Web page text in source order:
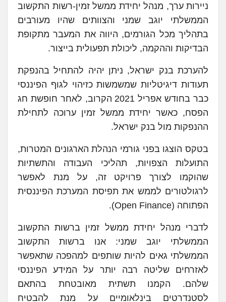
ניירות ערך, מנהל יחידת ממשל זמין-רשות התקשוב
הממשלתי יוגב שמני והצוותים שהיו מעורבים
בתהליך מכל הגורמים, היווה את המעבר מתקופת
הבדיקות וההקמה, ליכולת תפעולית בייצור.
להערכת בנק ישראל, ניתן יהיה להתחיל בהנפקת
תעודות דיגיטליות שמשמשות כזיהוי לגוף הפיננסי
כבר בחודש אפריל 2021 הקרוב, לאחר חופשת חג
הפסח, כאשר יחידת ממשל זמין ערוכה לתחילת
ההנפקות מול בנק ישראל.
בטקס הוצגו בפני גורמי הנהלת הארגונים המטרות,
התועלות הצפויות, תהליכי העבודה והתשתיות
שהוקמו לצורך פרויקט זה, על מנת לאפשר
לרגולטורים לממש את תפיסת המערכת הפיננסית
הפתוחה (Open Finance).
לדברי מנהל יחידת ממשל זמין ברשות התקשוב
הממשלתי יוגב שמני: אנו ברשות התקשוב
הממשלתי גאים להיות שותפים למהפכה שתאפשר
לאזרחים שליטה רבה יותר על המידע הפיננסי
שלהם. הקמנו תשתית מאובטחת בהתאם
לסטנדרטים בינלאומיים על מנת להבטיח